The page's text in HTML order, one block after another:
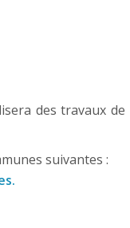
des travaux de
suivantes :